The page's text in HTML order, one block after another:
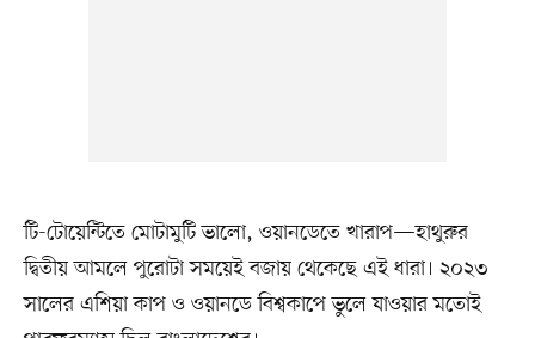
টি-টোয়েন্টিতে মোটামুটি ভালো, ওয়ানডেতে খারাপ—হাথুরুর
দ্বিতীয় আমলে পুরোটা সময়েই বজায় থেকেছে এই ধারা। ২০২৩
সালের এশিয়া কাপ ও ওয়ানডে বিশ্বকাপে ভুলে যাওয়ার মতোই